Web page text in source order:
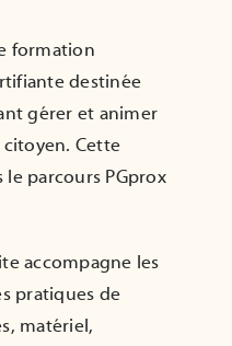
formation
destinée
gérer et animer
Cette
le parcours PGprox
accompagne les
pratiques de
matériel,